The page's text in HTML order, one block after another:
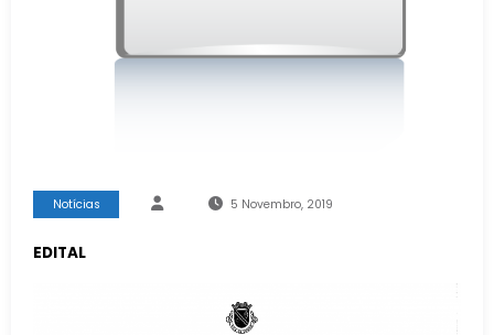
Notícias 5 Novembro, 2019
EDITAL